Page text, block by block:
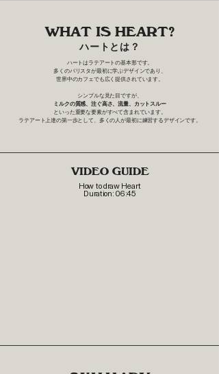
ことからはじめるといいですよ。
WHAT IS HEART?
ハートとは？
ハートはラテアートの基本形です。
多くのバリスタが最初に学ぶデザインであり、
世界中のカフェでも広く提供されています。
シンプルな見た目ですが、
ミルクの質感、注ぐ高さ、流量、カットスルー
といった重要な要素がすべて含まれています。
ラテアート上達の第一歩として、多くの人が最初に練習するデザインです。
VIDEO GUIDE
How to draw Heart
Duration: 06:45